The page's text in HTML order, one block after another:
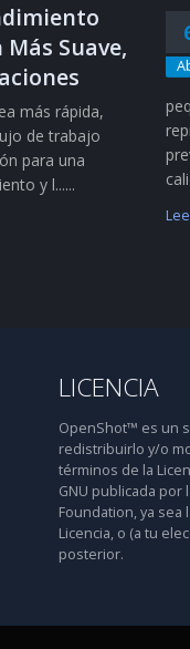
Suave,
más rápida,
de trabajo
para una
y l......
LICENCIA
OpenShot™ es un
redistribuirlo y/o
términos de la
GNU publicada por
Foundation, ya sea
Licencia, o (a tu
posterior.